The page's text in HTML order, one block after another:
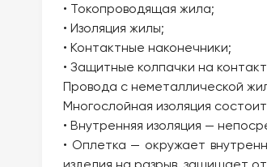
• Токопроводящая жила;
• Изоляция жилы;
• Контактные наконечники;
• Защитные колпачки на
Провода с неметаллической
Многослойная изоляция
• Внутренняя изоляция —
• Оплетка — окружает